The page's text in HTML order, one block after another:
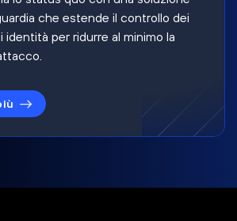
che estende il controllo dei
identità per ridurre al minimo la